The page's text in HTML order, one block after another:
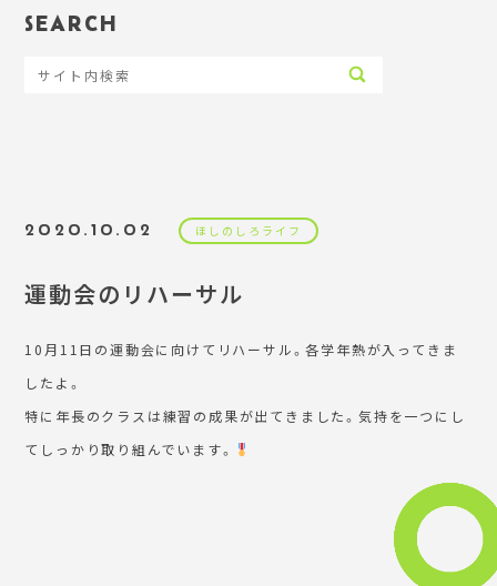
SEARCH
2020.10.02 ほしのしろライフ
運動会のリハーサル
10月11日の運動会に向けてリハーサル。各学年熱が入ってきま
したよ。
特に年長のクラスは練習の成果が出てきました。気持を一つにし
てしっかり取り組んでいます。